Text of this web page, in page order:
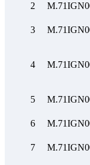
2
3
4
5
6
7